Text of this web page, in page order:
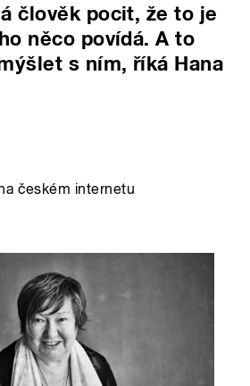
člověk pocit, že to je
něco povídá. A to
s ním, říká Hana
českém internetu